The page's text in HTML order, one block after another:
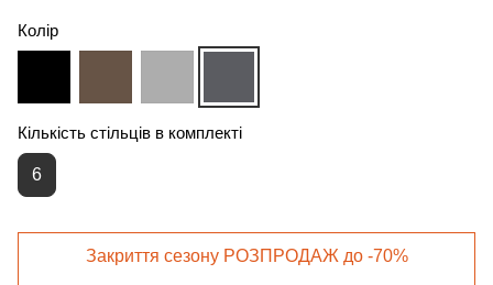
Колір
Кількість стільців в комплекті
6
Закриття сезону РОЗПРОДАЖ до -70%